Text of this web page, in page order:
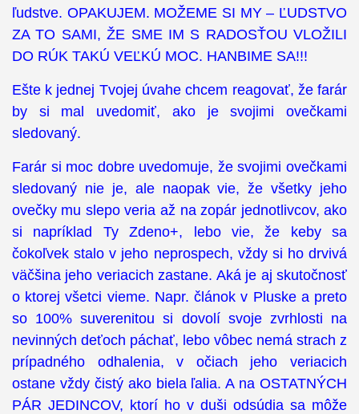
ľudstve. OPAKUJEM. MOŽEME SI MY – ĽUDSTVO
ZA TO SAMI, ŽE SME IM S RADOSŤOU VLOŽILI
DO RÚK TAKÚ VEĽKÚ MOC. HANBIME SA!!!
Ešte k jednej Tvojej úvahe chcem reagovať, že farár
by si mal uvedomiť, ako je svojimi ovečkami
sledovaný.
Farár si moc dobre uvedomuje, že svojimi ovečkami
sledovaný nie je, ale naopak vie, že všetky jeho
ovečky mu slepo veria až na zopár jednotlivcov, ako
si napríklad Ty Zdeno+, lebo vie, že keby sa
čokoľvek stalo v jeho neprospech, vždy si ho drvivá
väčšina jeho veriacich zastane. Aká je aj skutočnosť
o ktorej všetci vieme. Napr. článok v Pluske a preto
so 100% suverenitou si dovolí svoje zvrhlosti na
nevinných deťoch páchať, lebo vôbec nemá strach z
prípadného odhalenia, v očiach jeho veriacich
ostane vždy čistý ako biela ľalia. A na OSTATNÝCH
PÁR JEDINCOV, ktorí ho v duši odsúdia sa môže